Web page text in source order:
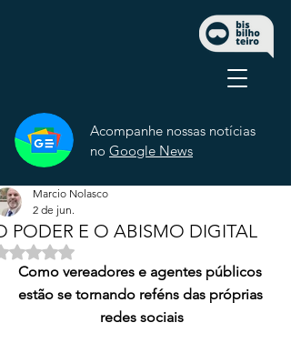
Acompanhe nossas notícias
no Google News
PODER E O ABISMO DIGITAL
Marcio Nolasco
2 de jun.
Avaliado com NaN de 5 estrelas.
Como vereadores e agentes públicos
estão se tornando reféns das próprias
redes sociais